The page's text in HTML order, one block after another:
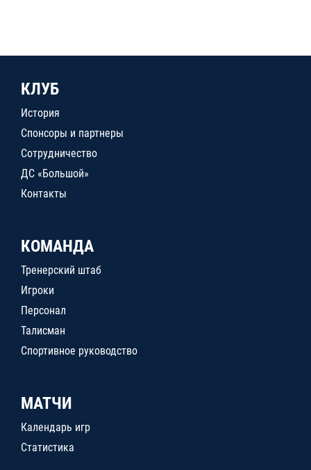
КЛУБ
История
Спонсоры и партнеры
Сотрудничество
ДС «Большой»
Контакты
КОМАНДА
Тренерский штаб
Игроки
Персонал
Талисман
Спортивное руководство
МАТЧИ
Календарь игр
Статистика